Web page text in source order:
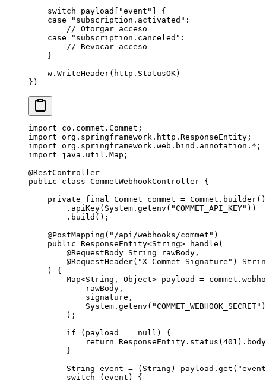
    switch
payload[ "event"
] {
    case
"subscription.activated" :
        // Otorgar acceso
    case
"subscription.canceled" :
        // Revocar acceso
    }
    w.
WriteHeader(http.StatusOK)
})
import co.commet.Commet;
import org.springframework.http.ResponseEntity;
import org.springframework.web.bind.annotation. * ;
import java.util.Map;
@RestController
public class CommetWebhookController {
    private
final Commet commet = Commet. builder()
        .
apiKey(System. getenv ( "COMMET_API_KEY" ))
        .
build ();
    @
PostMapping ( "/api/webhooks/commet" )
    public
ResponseEntity<String> handle (
        @
RequestBody String rawBody ,
        @
RequestHeader( "X-Commet-Signature" )
    ) {
        Map<
String , Object> payload = commet.
            rawBody,
            signature,
            System.
getenv ( "COMMET_WEBHOOK_SECRET" )
        );
        if
(payload == null ) {
            return
ResponseEntity. status ( 401 ). body
        }
        String event
= (String) payload. get (
        switch
(event) {